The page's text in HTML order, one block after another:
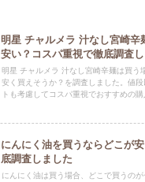
明星 チャルメラ 汁なし宮崎辛
安い？コスパ重視で徹底調査
明星 チャルメラ 汁なし宮崎辛麺は買う
安く買えそうか？を調査しました。値
トも考慮してコスパ重視でおすすめの購
にんにく油を買うならどこが
底調査しました
にんにく油は買う場合、どこで買うの